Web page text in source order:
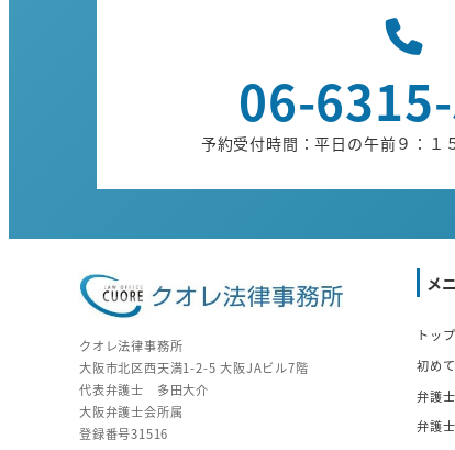
06-
予約受付時間：平日の午前９：１
クオレ法律事務所
大阪市北区西天満1-2-5 大阪JAビル7階
代表弁護士 多田大介
大阪弁護士会所属
登録番号31516
メ
トッ
初め
弁護
弁護